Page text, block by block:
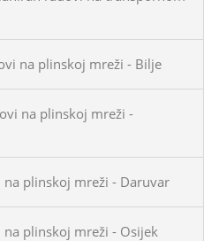
na plinskoj mreži - Bilje
na plinskoj mreži -
plinskoj mreži - Daruvar
plinskoj mreži - Osijek